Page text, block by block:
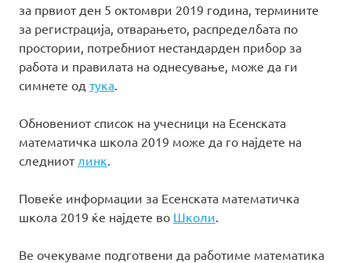
за првиот ден 5 октомври 2019 година, термините
за регистрација, отварањето, распределбата по
простории, потребниот нестандарден прибор за
работа и правилата на однесување, може да ги
симнете од тука
Обновениот список на учесници на Есенската
математичка школа 2019 може да го најдете на
следниот линк
Повеќе информации за Есенската математичка
школа 2019 ќе најдете во Школи
Ве очекуваме подготвени да работиме математика